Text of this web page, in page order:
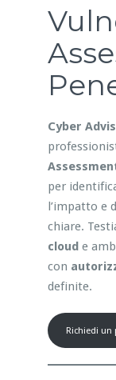
Cyber
per
l’impatto e
chiare.
cloude
con
definite.
Richiedi un